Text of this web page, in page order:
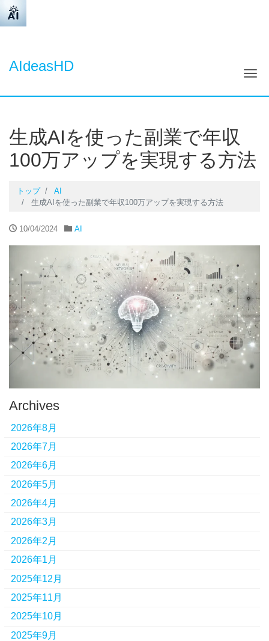
AIdeasHD
ナ
生成AIを使った副業で年収
100万アップを実現する方法
トップ
AI
生成AIを使った副業で年収100万アップを実現する方法
10/04/2024 AI
Archives
2026年8月
2026年7月
2026年6月
2026年5月
2026年4月
2026年3月
2026年2月
2026年1月
2025年12月
2025年11月
2025年10月
2025年9月